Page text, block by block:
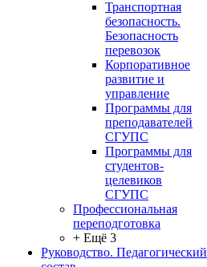
Транспортная
безопасность.
Безопасность
перевозок
Корпоративное
развитие и
управление
Программы для
преподавателей
СГУПС
Программы для
студентов-
целевиков
СГУПС
Профессиональная
переподготовка
+ Ещё 3
Руководство. Педагогический